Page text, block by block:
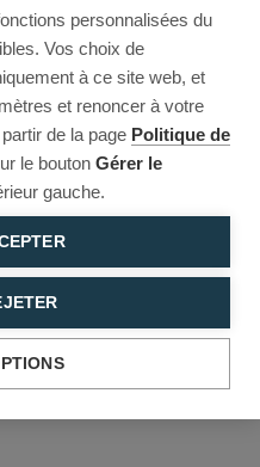
personnalisées du
Vos choix de
à ce site web, et
et renoncer à votre
de la page Politique de
le bouton Gérer le
gauche.